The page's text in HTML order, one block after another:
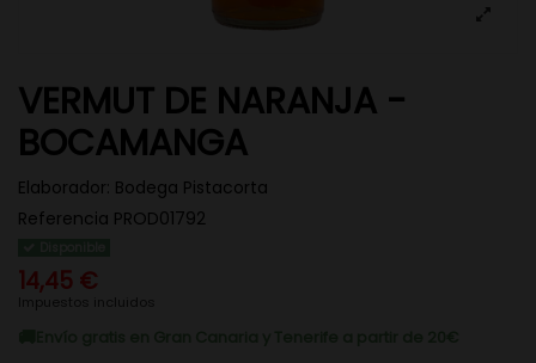
VERMUT DE NARANJA -
BOCAMANGA
Elaborador: Bodega Pistacorta
Referencia PROD01792
14,45 €
Impuestos incluidos